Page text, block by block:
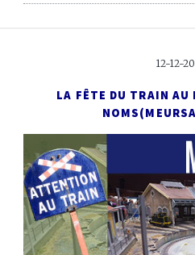
12-12-
LA FÊTE DU TRAIN AU
NOMS